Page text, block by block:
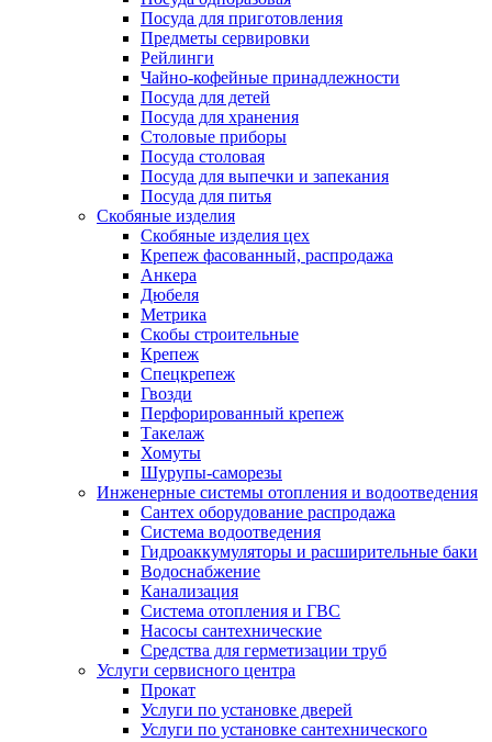
Посуда для приготовления
Предметы сервировки
Рейлинги
Чайно-кофейные принадлежности
Посуда для детей
Посуда для хранения
Столовые приборы
Посуда столовая
Посуда для выпечки и запекания
Посуда для питья
Скобяные изделия
Скобяные изделия цех
Крепеж фасованный, распродажа
Анкера
Дюбеля
Метрика
Скобы строительные
Крепеж
Спецкрепеж
Гвозди
Перфорированный крепеж
Такелаж
Хомуты
Шурупы-саморезы
Инженерные системы отопления и водоотведения
Сантех оборудование распродажа
Система водоотведения
Гидроаккумуляторы и расширительные баки
Водоснабжение
Канализация
Система отопления и ГВС
Насосы сантехнические
Средства для герметизации труб
Услуги сервисного центра
Прокат
Услуги по установке дверей
Услуги по установке сантехнического